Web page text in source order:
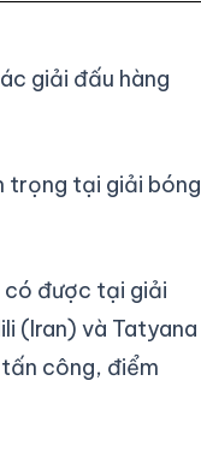
giải đấu hàng
trọng tại giải bóng
có được tại giải
(Iran) và Tatyana
công, điểm